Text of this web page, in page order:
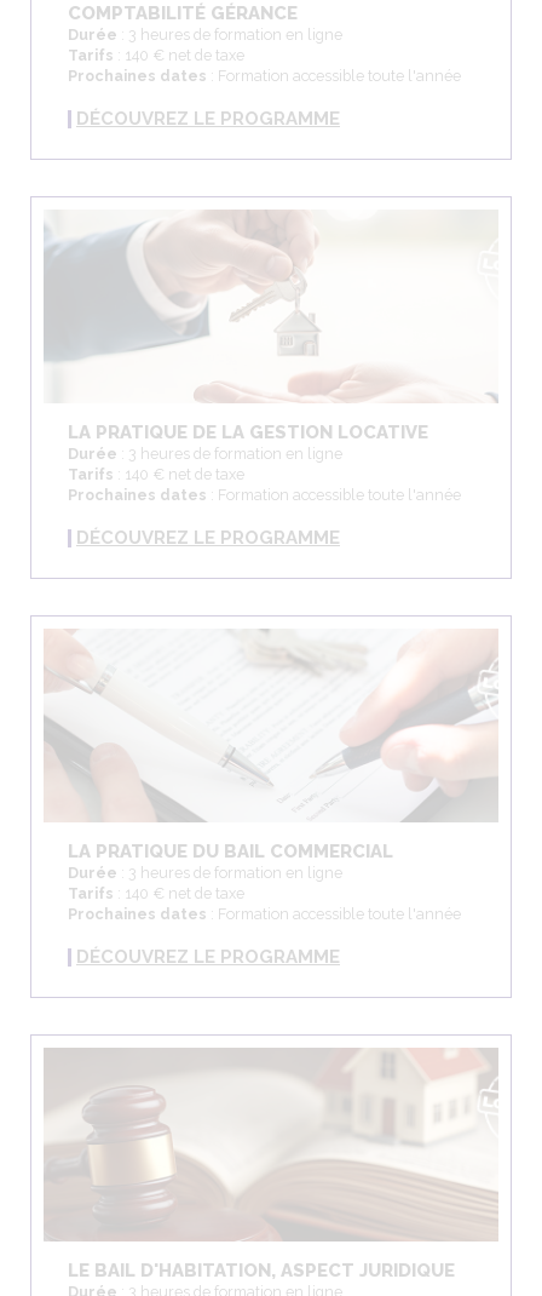
COMPTABILITÉ GÉRANCE
Durée : 3 heures de formation en ligne
Tarifs : 140 € net de taxe
Prochaines dates : Formation accessible toute l'année
DÉCOUVREZ LE PROGRAMME
LA PRATIQUE DE LA GESTION LOCATIVE
Durée : 3 heures de formation en ligne
Tarifs : 140 € net de taxe
Prochaines dates : Formation accessible toute l'année
DÉCOUVREZ LE PROGRAMME
LA PRATIQUE DU BAIL COMMERCIAL
Durée : 3 heures de formation en ligne
Tarifs : 140 € net de taxe
Prochaines dates : Formation accessible toute l'année
DÉCOUVREZ LE PROGRAMME
LE BAIL D'HABITATION, ASPECT JURIDIQUE
Durée : 3 heures de formation en ligne